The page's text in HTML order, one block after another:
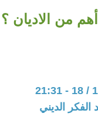
من الاديان
الفكر الديني